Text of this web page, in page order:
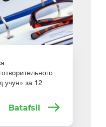
за 12
Batafsil